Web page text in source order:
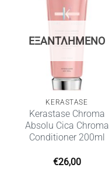
ΕΞΑΝΤΛΗΜΈΝΟ
KERASTASE
Kerastase Chroma
Absolu Cica Chroma
Conditioner 200ml
€26,00